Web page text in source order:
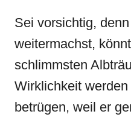
Sei vorsichtig,
weitermachst,
schlimmsten
Wirklichkeit
betrügen, weil er